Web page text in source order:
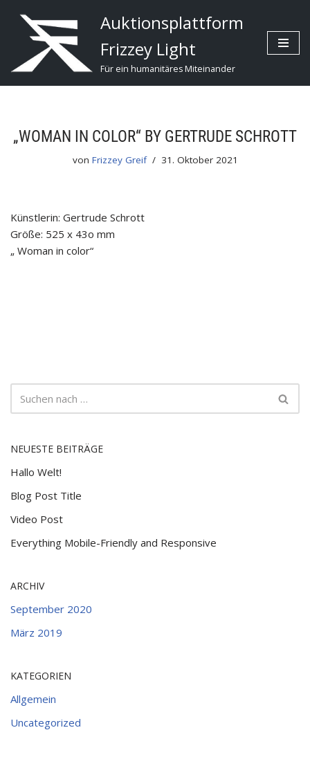
Zum
Inhalt
Auktionsplattform
Frizzey Light
Für ein humanitäres Miteinander
„WOMAN IN COLOR“ BY GERTRUDE SCHROTT
von Frizzey Greif 31. Oktober 2021
Künstlerin: Gertrude Schrott
Größe: 525 x 43o mm
„ Woman in color“
NEUESTE BEITRÄGE
Hallo Welt!
Blog Post Title
Video Post
Everything Mobile-Friendly and Responsive
ARCHIV
September 2020
März 2019
KATEGORIEN
Allgemein
Uncategorized